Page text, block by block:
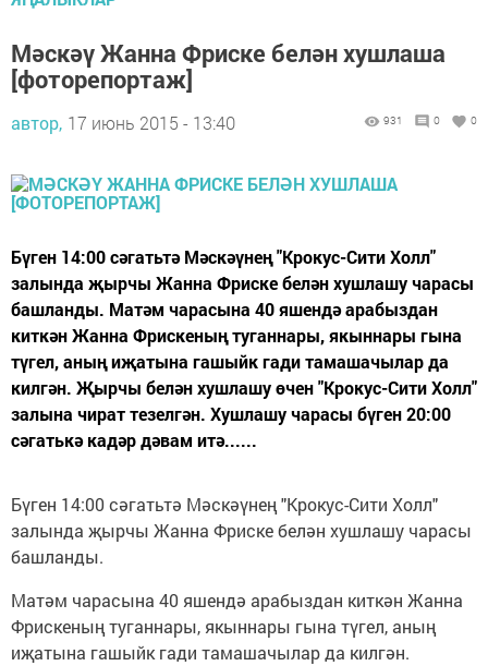
Мәскәү Жанна Фриске белән хушлаша
[фоторепортаж]
автор, 17 июнь 2015 - 13:40 931 0 0
Бүген 14:00 сәгатьтә Мәскәүнең "Крокус-Сити Холл"
залында җырчы Жанна Фриске белән хушлашу чарасы
башланды. Матәм чарасына 40 яшендә арабыздан
киткән Жанна Фрискеның туганнары, якыннары гына
түгел, аның иҗатына гашыйк гади тамашачылар да
килгән. Җырчы белән хушлашу өчен "Крокус-Сити Холл"
залына чират тезелгән. Хушлашу чарасы бүген 20:00
сәгатькә кадәр дәвам итә......
Бүген 14:00 сәгатьтә Мәскәүнең "Крокус-Сити Холл"
залында җырчы Жанна Фриске белән хушлашу чарасы
башланды.
Матәм чарасына 40 яшендә арабыздан киткән Жанна
Фрискеның туганнары, якыннары гына түгел, аның
иҗатына гашыйк гади тамашачылар да килгән.